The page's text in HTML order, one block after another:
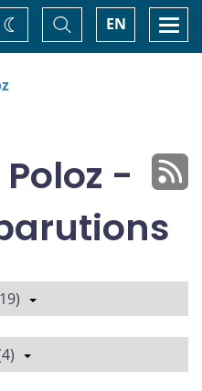
EN
Basculer
la
recherche
Changez
de
-